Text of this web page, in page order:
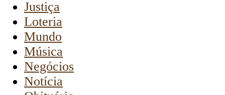
Justiça
Loteria
Mundo
Música
Negócios
Notícia